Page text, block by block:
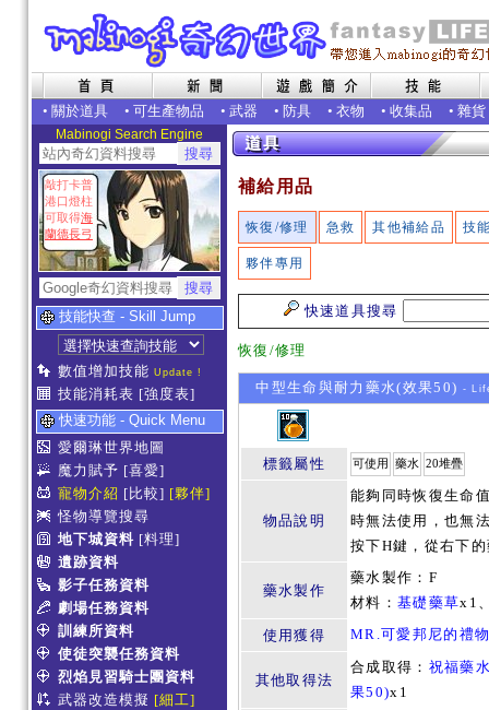
• 關於道具 • 可生產物品 • 武器 • 防具 • 衣物 • 收集品 • 雜貨
Mabinogi Search Engine
敲打卡普
港口燈柱
可取得海
蘭德長弓
技能快查 - Skill Jump
數值增加技能 Update !
技能消耗表 [強度表]
快速功能 - Quick Menu
愛爾琳世界地圖
魔力賦予 [喜愛]
寵物介紹 [比較] [夥伴]
怪物導覽搜尋
地下城資料 [料理]
遺跡資料
影子任務資料
劇場任務資料
訓練所資料
使徒突襲任務資料
烈焰見習騎士團資料
武器改造模擬 [細工]
補給用品
恢復/修理 急救 其他補給品 技
夥伴專用
快速道具搜尋
恢復/修理
中型生命與耐力藥水(效果50) -
標籤屬性 可使用 藥水 20堆疊
物品說明
能夠同時恢復生命
時無法使用，也無
按下H鍵，從右下
藥水製作
藥水製作：F
材料： 基礎藥草x1
使用獲得
MR.可愛邦尼的禮
其他取得法
合成取得： 祝福藥
果50)x1